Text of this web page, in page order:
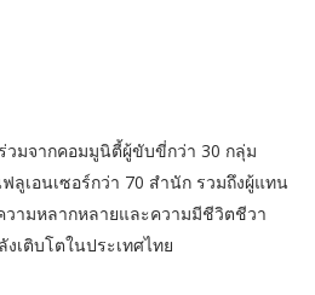
วมจากคอมมูนิตี้ผู้ขับขี่กว่า 30 กลุ่ม
ลูเอนเซอร์กว่า 70 สำนัก รวมถึงผู้แทน
ามหลากหลายและความมีชีวิตชีวา
เติบโตในประเทศไทย